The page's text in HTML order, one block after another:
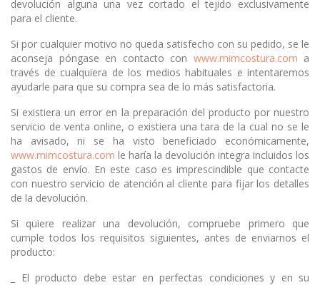
devolución alguna una vez cortado el tejido exclusivamente
para el cliente.
Si por cualquier motivo no queda satisfecho con su pedido, se le
aconseja póngase en contacto con www.mimcostura.com a
través de cualquiera de los medios habituales e intentaremos
ayudarle para que su compra sea de lo más satisfactoria.
Si existiera un error en la preparación del producto por nuestro
servicio de venta online, o existiera una tara de la cual no se le
ha avisado, ni se ha visto beneficiado económicamente,
www.mimcostura.com le haría la devolución integra incluidos los
gastos de envío. En este caso es imprescindible que contacte
con nuestro servicio de atención al cliente para fijar los detalles
de la devolución.
Si quiere realizar una devolución, compruebe primero que
cumple todos los requisitos siguientes, antes de enviarnos el
producto:
_ El producto debe estar en perfectas condiciones y en su